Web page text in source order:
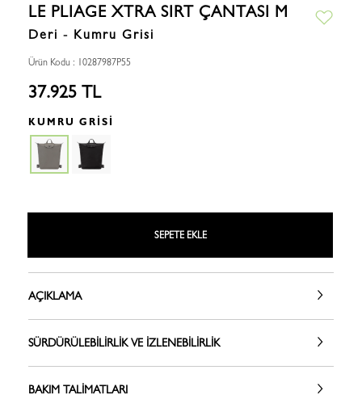
LE PLIAGE XTRA SIRT ÇANTASI M
Deri - Kumru Grisi
Ürün Kodu : 10287987P55
37.925 TL
KUMRU GRISI
SEPETE EKLE
AÇIKLAMA
SÜRDÜRÜLEBILIRLIK VE İZLENEBILIRLIK
BAKIM TALIMATLARI